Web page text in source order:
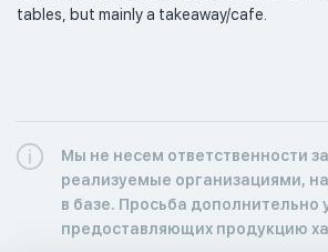
tables, but mainly a takeaway/cafe.
Мы не несем ответственности
реализуемые организациями,
в базе. Просьба дополнительно
предоставляющих продукцию